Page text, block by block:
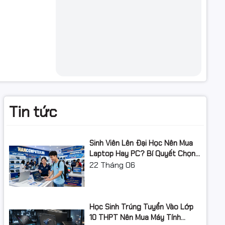
Tin tức
Sinh Viên Lên Đại Học Nên Mua
Laptop Hay PC? Bí Quyết Chọn
Máy Tính Đúng Nhu Cầu, Không
22 Tháng 06
Học Sinh Trúng Tuyển Vào Lớp
10 THPT Nên Mua Máy Tính
gian
mờ ký
Nhờ vậy,